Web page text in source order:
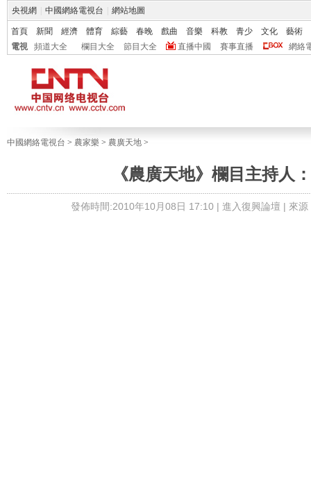
央視網 中國網絡電視台 網站地圖
首頁 新聞 經濟 體育 綜藝 春晚 戲曲 音樂 科教 青少 文化
藝術
電視
頻道大全 欄目大全 節目大全 直播中國 賽事直播 網絡
中國網絡電視台 > 農家樂 > 農廣天地 >
《農廣天地》欄目主持人
發佈時間:2010年10月08日 17:10 | 進入復興論壇 | 來源